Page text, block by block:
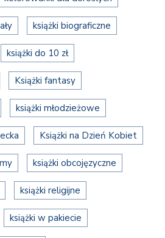
książki biograficzne
książki do 10 zł
Książki fantasy
książki młodzieżowe
Książki na Dzień Kobiet
książki obcojęzyczne
książki religijne
książki w pakiecie